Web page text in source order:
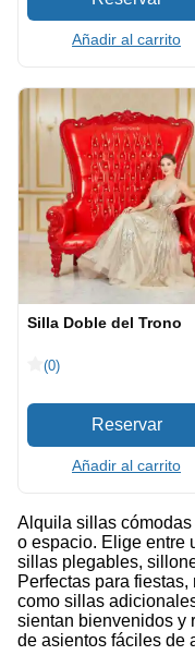
Añadir al carrito
Silla Doble del Trono
(0)
Añadir al carrito
Alquila sillas
o espacio. Elige entre
sillas plegables,
Perfectas para
como sillas
sientan bienvenidos y
de asientos fáciles de